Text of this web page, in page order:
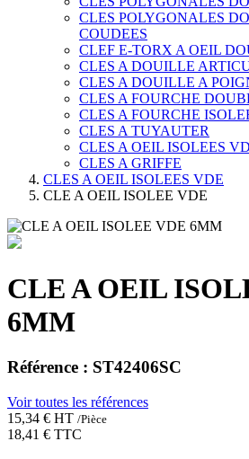
CLES POLYGONALES
COUDEES
CLEF E-TORX A OEIL
CLES A DOUILLE
CLES A DOUILLE A
CLES A FOURCHE
CLES A FOURCHE
CLES A TUYAUTER
CLES A OEIL ISOLEES
CLES A GRIFFE
CLES A OEIL ISOLEES VDE
CLE A OEIL ISOLEE VDE
CLE A OEIL
6MM
Référence : ST42406SC
Voir toutes les références
15,34 € HT /Pièce
18,41 € TTC